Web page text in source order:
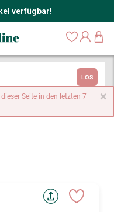
verfügbar!
LOS
×
Seite in den letzten 7